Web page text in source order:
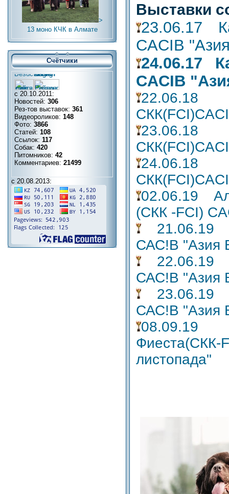
>
13 моно КЧК в Алмате
Счётчики
с 20.10.2011:
Новостей: 306
Рез-тов выставок: 361
Видеороликов: 148
Фото: 3866
Статей: 108
Ссылок: 117
Собак: 420
Питомников: 42
Комментариев: 21499
с 20.08.2013:
Выставки
23.06.17
CACIB
24.06.17
CACIB
02.06.19
(СКК -FCI)
21.06.19
САС!В "Азия
22.06.19
САС!В "Азия
23.06.19
САС!В "Азия
Фиеста(СКК-
листопада"